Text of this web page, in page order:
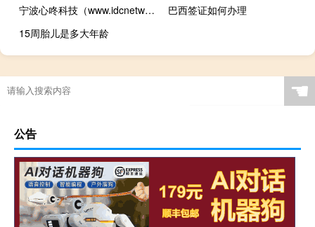
宁波心咚科技（www.idcnetwork.cn）专业IDC服务测评：宁波本地化数据中心解决方案
巴西签证如何办理
15周胎儿是多大年龄
☚
公告